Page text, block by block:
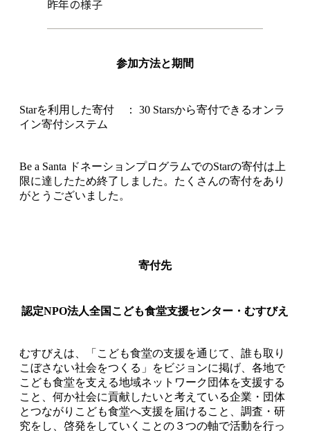
昨年の様子
参加方法と期間
Starを利用した寄付 ： 30 Starsから寄付できるオンラ
イン寄付システム
Be a Santa ドネーションプログラムでのStarの寄付は上
限に達したため終了しました。たくさんの寄付をあり
がとうございました。
寄付先
認定NPO法人全国こども食堂支援センター・むすびえ
むすびえは、「こども食堂の支援を通じて、誰も取り
こぼさない社会をつくる」をビジョンに掲げ、各地で
こども食堂を支える地域ネットワーク団体を支援する
こと、何か社会に貢献したいと考えている企業・団体
とつながりこども食堂へ支援を届けること、調査・研
究をし、啓発をしていくことの３つの軸で活動を行っ